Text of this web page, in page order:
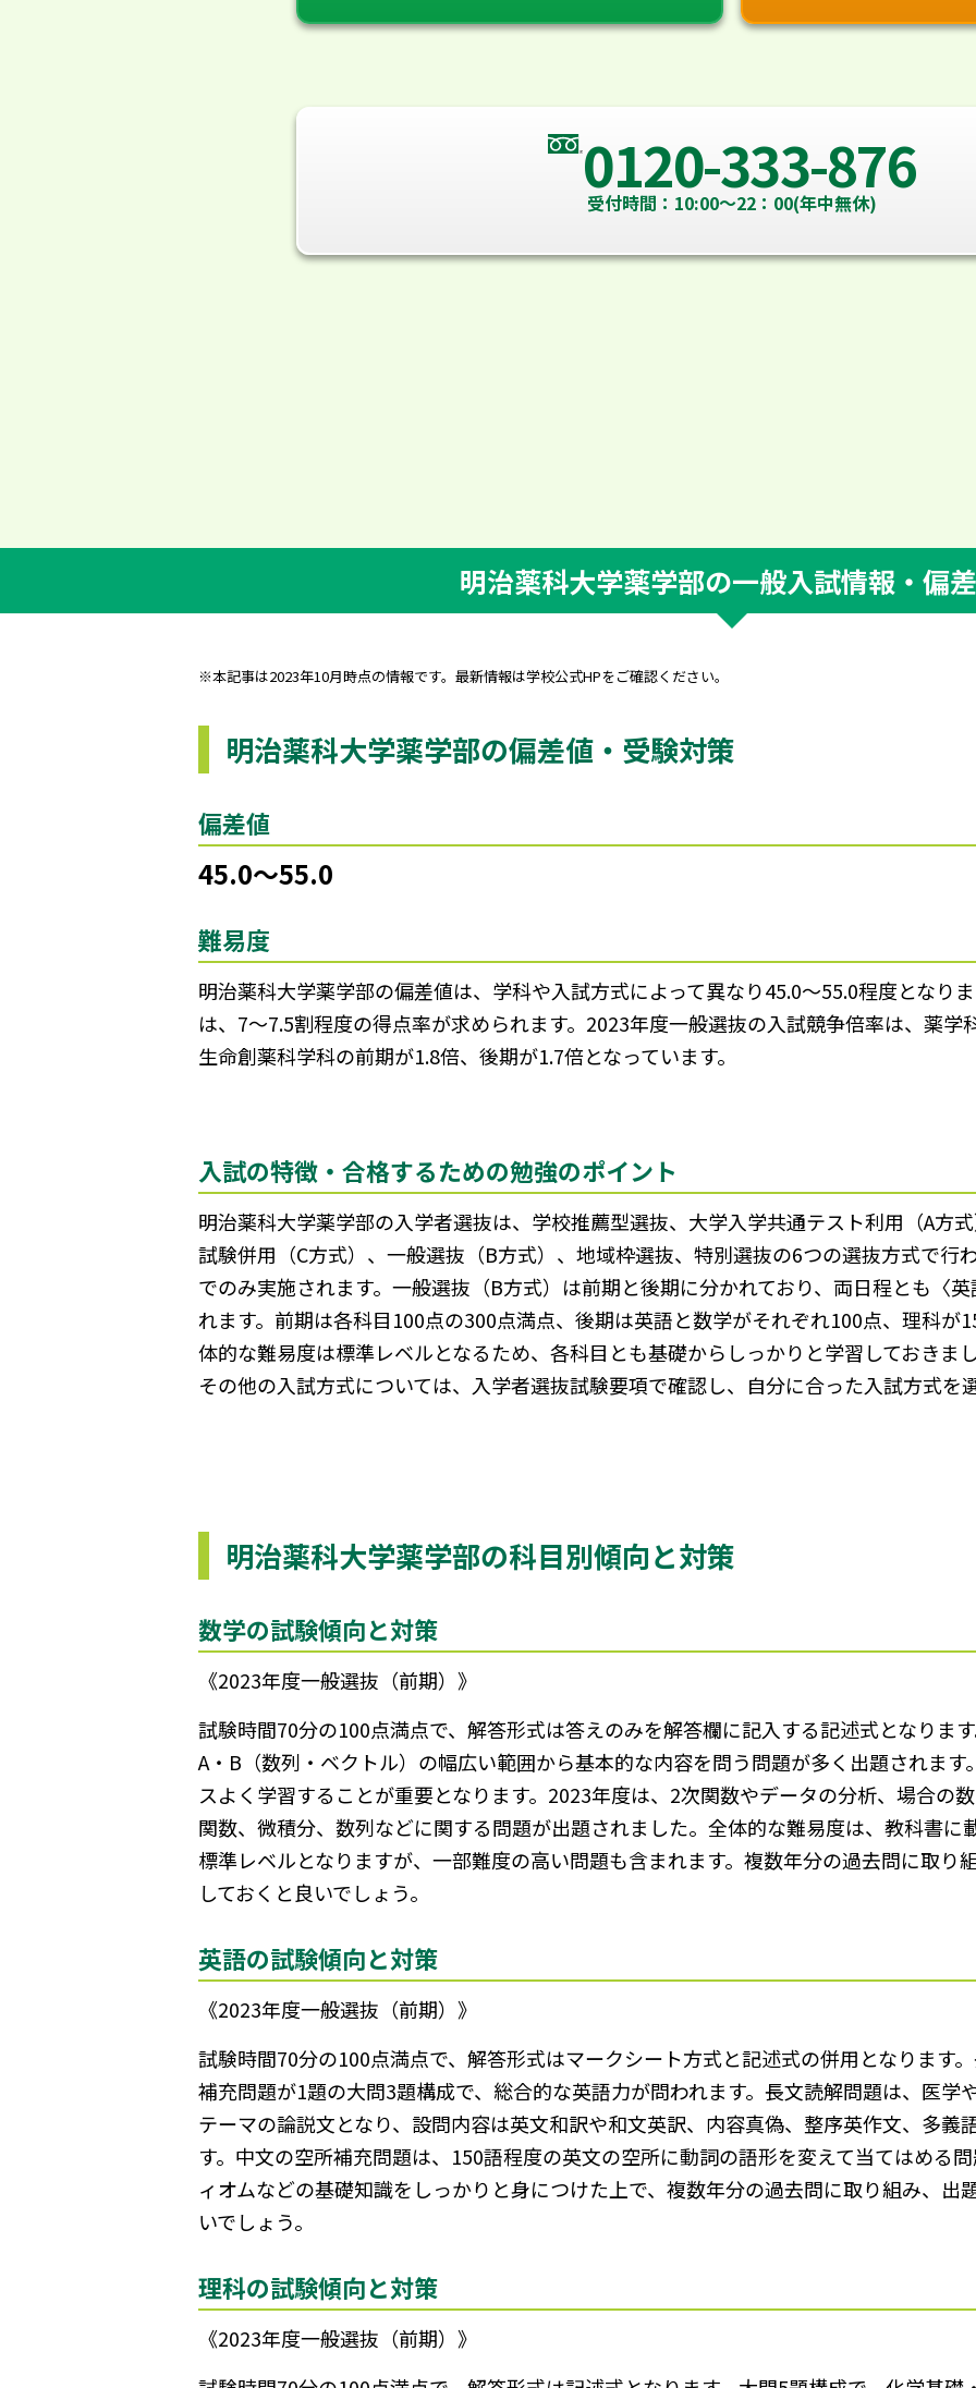
0120-333-876
受付時間：10:00～22：00(年中無休)
明治薬科大学薬学部の一般入試情報・偏
※本記事は2023年10月時点の情報です。最新情報は学校公式HPをご確認ください。
明治薬科大学薬学部の偏差値・受験対策
偏差値
45.0～55.0
難易度
明治薬科大学薬学部の偏差値は、学科や入試方式によって異なり45.0～55.0程度となり
は、7～7.5割程度の得点率が求められます。2023年度一般選抜の入試競争倍率は、薬学
生命創薬科学科の前期が1.8倍、後期が1.7倍となっています。
入試の特徴・合格するための勉強のポイント
明治薬科大学薬学部の入学者選抜は、学校推薦型選抜、大学入学共通テスト利用（A方
試験併用（C方式）、一般選抜（B方式）、地域枠選抜、特別選抜の6つの選抜方式で行
でのみ実施されます。一般選抜（B方式）は前期と後期に分かれており、両日程とも〈
れます。前期は各科目100点の300点満点、後期は英語と数学がそれぞれ100点、理科が
体的な難易度は標準レベルとなるため、各科目とも基礎からしっかりと学習しておきま
その他の入試方式については、入学者選抜試験要項で確認し、自分に合った入試方式を
明治薬科大学薬学部の科目別傾向と対策
数学の試験傾向と対策
《2023年度一般選抜（前期）》
試験時間70分の100点満点で、解答形式は答えのみを解答欄に記入する記述式となり
A・B（数列・ベクトル）の幅広い範囲から基本的な内容を問う問題が多く出題されま
スよく学習することが重要となります。2023年度は、2次関数やデータの分析、場合の
関数、微積分、数列などに関する問題が出題されました。全体的な難易度は、教科書に
標準レベルとなりますが、一部難度の高い問題も含まれます。複数年分の過去問に取り
しておくと良いでしょう。
英語の試験傾向と対策
《2023年度一般選抜（前期）》
試験時間70分の100点満点で、解答形式はマークシート方式と記述式の併用となります
補充問題が1題の大問3題構成で、総合的な英語力が問われます。長文読解問題は、医学
テーマの論説文となり、設問内容は英文和訳や和文英訳、内容真偽、整序英作文、多義
す。中文の空所補充問題は、150語程度の英文の空所に動詞の語形を変えて当てはめる
ィオムなどの基礎知識をしっかりと身につけた上で、複数年分の過去問に取り組み、出
いでしょう。
理科の試験傾向と対策
《2023年度一般選抜（前期）》